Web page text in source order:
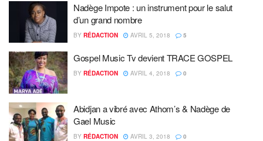
Nadège Impote : un instrument pour le salut
d’un grand nombre
BY RÉDACTION AVRIL 5, 2018 5
Gospel Music Tv devient TRACE GOSPEL
BY RÉDACTION AVRIL 4, 2018 0
Abidjan a vibré avec Athom’s & Nadège de
Gael Music
BY RÉDACTION AVRIL 3, 2018 0